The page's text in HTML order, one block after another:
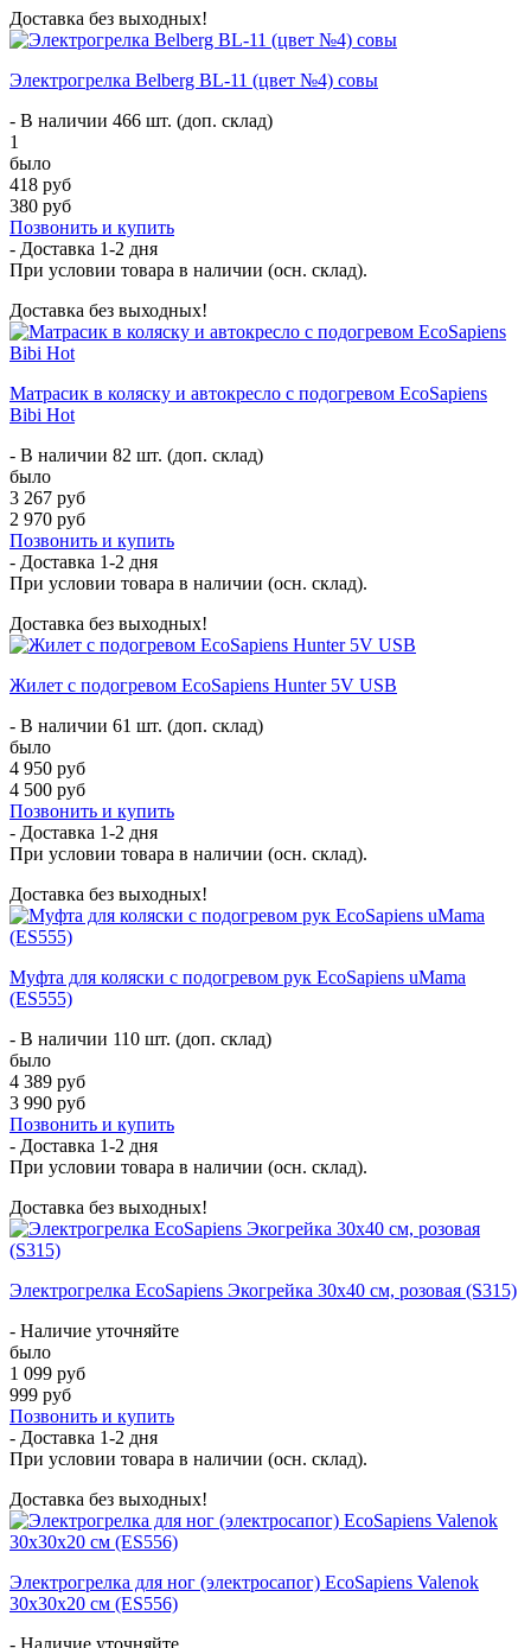
Доставка без выходных!
Электрогрелка Belberg BL-11 (цвет №4) совы
- В наличии 466 шт. (доп. склад)
1
было
418 руб
380 руб
Позвонить и купить
- Доставка 1-2 дня
При условии товара в наличии (осн. склад).
Доставка без выходных!
Матрасик в коляску и автокресло с подогревом EcoSapiens
Bibi Hot
- В наличии 82 шт. (доп. склад)
было
3 267 руб
2 970 руб
Позвонить и купить
- Доставка 1-2 дня
При условии товара в наличии (осн. склад).
Доставка без выходных!
Жилет с подогревом EcoSapiens Hunter 5V USB
- В наличии 61 шт. (доп. склад)
было
4 950 руб
4 500 руб
Позвонить и купить
- Доставка 1-2 дня
При условии товара в наличии (осн. склад).
Доставка без выходных!
Муфта для коляски с подогревом рук EcoSapiens uMama
(ES555)
- В наличии 110 шт. (доп. склад)
было
4 389 руб
3 990 руб
Позвонить и купить
- Доставка 1-2 дня
При условии товара в наличии (осн. склад).
Доставка без выходных!
Электрогрелка EcoSapiens Экогрейка 30х40 см, розовая (S315)
- Наличие уточняйте
было
1 099 руб
999 руб
Позвонить и купить
- Доставка 1-2 дня
При условии товара в наличии (осн. склад).
Доставка без выходных!
Электрогрелка для ног (электросапог) EcoSapiens Valenok
30х30х20 см (ES556)
- Наличие уточняйте